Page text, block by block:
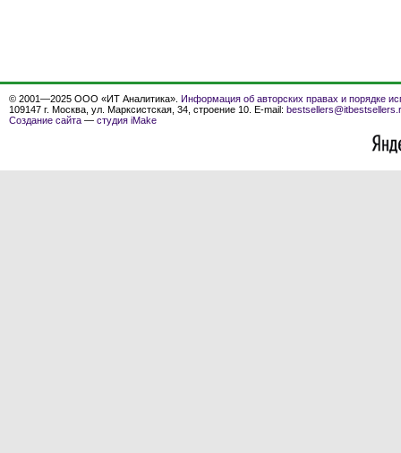
© 2001—2025 ООО «ИТ Аналитика». Информация об авторских правах и порядке
109147 г. Москва, ул. Марксистская, 34, строение 10. E-mail:
Создание сайта — студия iMake